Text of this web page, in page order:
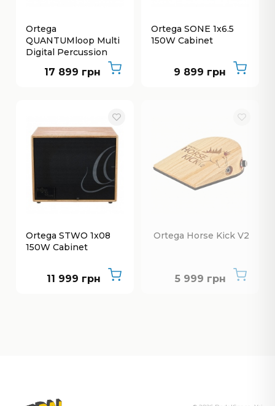
Ortega
QUANTUMloop Multi
Digital Percussion
17 899 грн
Ortega SONE 1x6.5
150W Cabinet
9 899 грн
Ortega STWO 1x08
150W Cabinet
11 999 грн
Ortega Horse Kick V2
5 999 грнНет в наличии